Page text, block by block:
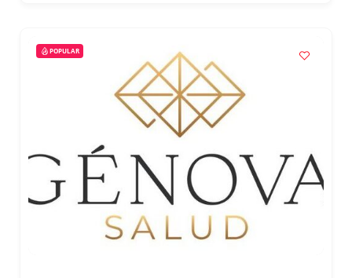
POPULAR